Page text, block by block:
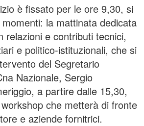
è fissato per le ore 9,30, si
la mattinata dedicata
relazioni e contributi tecnici,
e politico-istituzionali, che si
del Segretario
Nazionale, Sergio
a partire dalle 15,30,
che metterà di fronte
e aziende fornitrici.